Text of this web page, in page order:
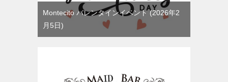
Montecito バレンタインイベント
2026年2
月5日